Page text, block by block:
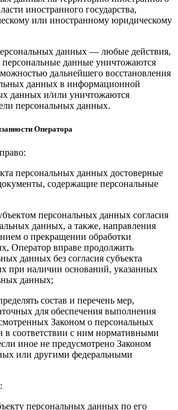
иностранного государства,
или иностранному юридическому
данных — любые действия,
персональные данные уничтожаются
дальнейшего восстановления
данных в информационной
данных и/или уничтожаются
персональных данных.
Оператора
персональных данных достоверные
содержащие персональные
персональных данных согласия
данных, а также, направления
о прекращении обработки
Оператор вправе продолжить
данных без согласия субъекта
при наличии оснований, указанных
данных;
состав и перечень мер,
для обеспечения выполнения
Законом о персональных
соответствии с ним нормативными
иное не предусмотрено Законом
или другими федеральными
персональных данных по его